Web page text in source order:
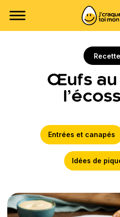
Œufs au
Entrées et canapés
Idées de